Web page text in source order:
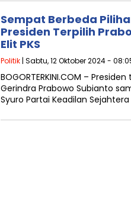
Sempat Berbeda
Presiden Terpilih
Elit PKS
Politik | Sabtu, 12 Oktober 2024 -
BOGORTERKINI.COM –
Gerindra Prabowo Subianto
Syuro Partai Keadilan